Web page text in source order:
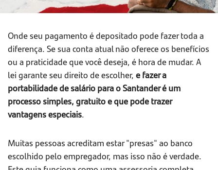
Onde seu pagamento é depositado pode fazer toda a
diferença. Se sua conta atual não oferece os benefícios
ou a praticidade que você deseja, é hora de mudar. A
lei garante seu direito de escolher, e fazer a
portabilidade de salário para o Santander é um
processo simples, gratuito e que pode trazer
vantagens especiais.
Muitas pessoas acreditam estar "presas" ao banco
escolhido pelo empregador, mas isso não é verdade.